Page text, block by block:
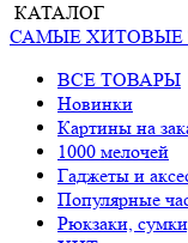
КАТАЛОГ
САМЫЕ ХИТОВЫЕ
ВСЕ ТОВАРЫ
Новинки
Картины на
1000 мелочей
Гаджеты и
Популярные
Рюкзаки,